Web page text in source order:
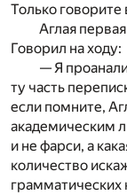
Только
Аглая
Говорил на ходу:
— Я
ту часть
если помните,
академическим
и не фарси, а
количество
грамматических